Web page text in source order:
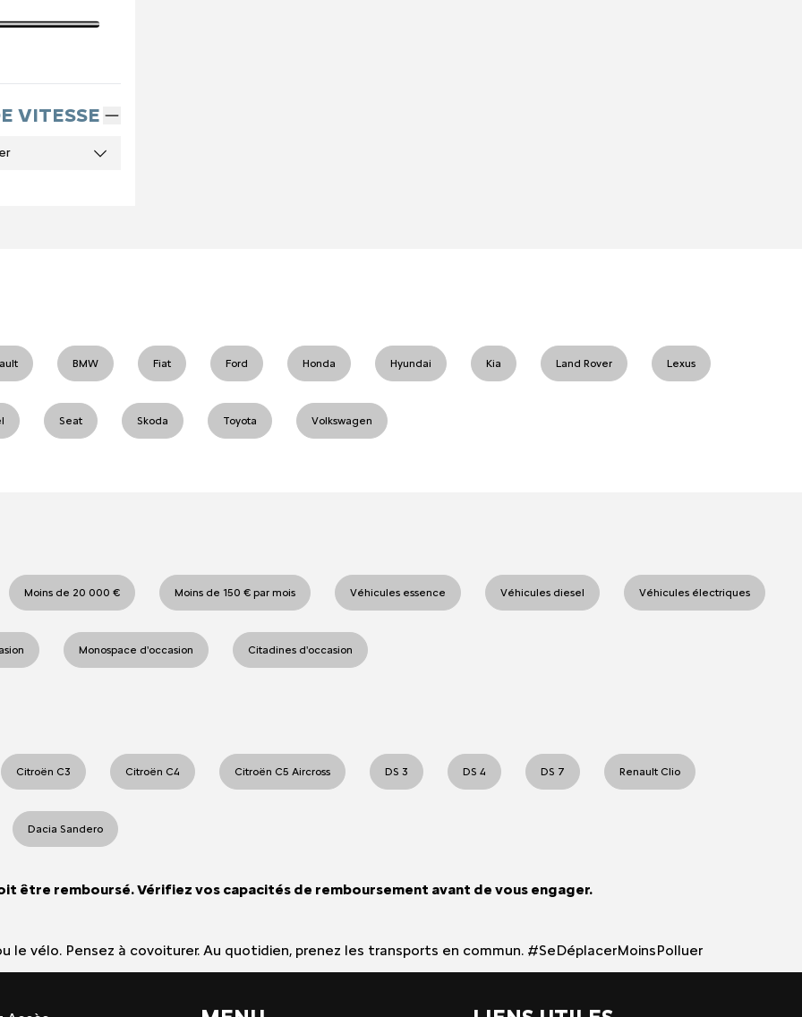
VITESSE
BMW Fiat Ford Honda Hyundai Kia Land Rover Lexus
Seat Skoda Toyota Volkswagen
Moins de 20 000 € Moins de 150 € par mois Véhicules essence Véhicules diesel Véhicules électriques
Monospace d'occasion Citadines d'occasion
Citroën C3 Citroën C4 Citroën C5 Aircross DS 3 DS 4 DS 7 Renault Clio
Dacia Sandero
être remboursé. Vérifiez vos capacités de remboursement avant de vous engager.
le vélo. Pensez à covoiturer. Au quotidien, prenez les transports en commun. #SeDéplacerMoinsPolluer